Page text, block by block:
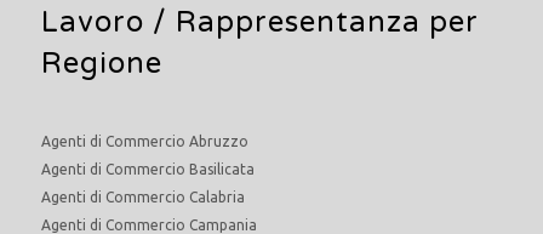
Lavoro / Rappresentanza per
Regione
Agenti di Commercio Abruzzo
Agenti di Commercio Basilicata
Agenti di Commercio Calabria
Agenti di Commercio Campania